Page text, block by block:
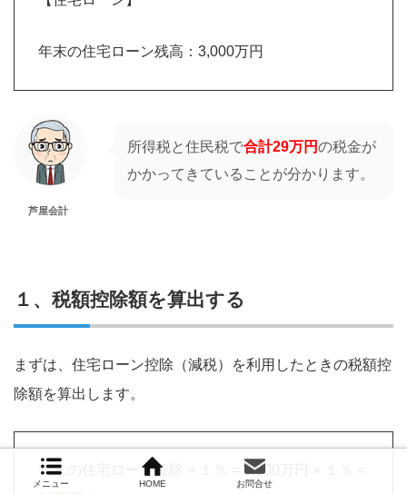
年末の住宅ローン残高：3,000万円
芦屋会計
所得税と住民税で合計29万円の税金が
かかってきていることが分かります。
１、税額控除額を算出する
まずは、住宅ローン控除（減税）を利用したときの税額控
除額を算出します。
年末の住宅ローン控除 × １％ = 3,000万円 × １％ =
メニュー HOME お問合せ